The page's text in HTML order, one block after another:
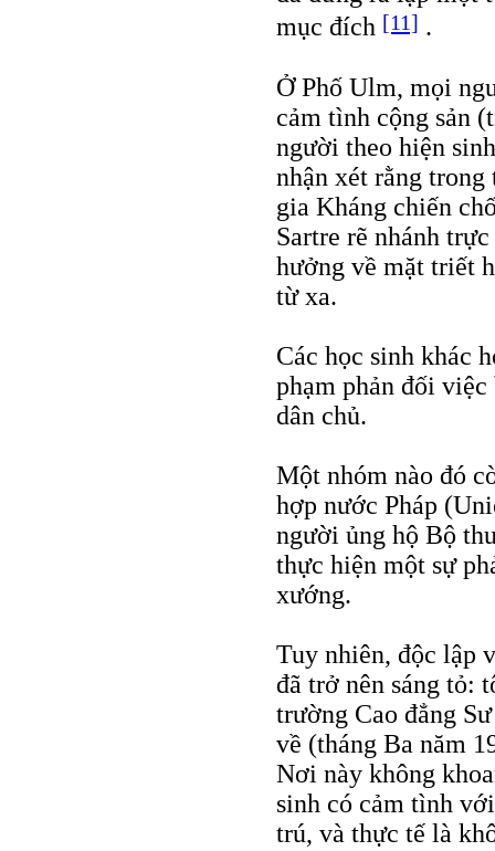
mục đích [11] .
Ở Phố Ulm, mọi
cảm tình cộng sản
người theo hiện
nhận xét rằng
gia Kháng chiến
Sartre rẽ nhánh
hưởng về mặt triết
từ xa.
Các học sinh khác
phạm phản đối
dân chủ.
Một nhóm nào đó
hợp nước Pháp
người ủng hộ Bộ
thực hiện một sự
xướng.
Tuy nhiên, độc lập
đã trở nên sáng tỏ:
trường Cao đẳng
về (tháng Ba năm
Nơi này không
sinh có cảm tình
trú, và thực tế là